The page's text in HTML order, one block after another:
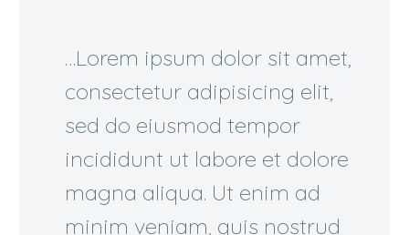
…Lorem ipsum dolor sit amet,
consectetur adipisicing elit,
sed do eiusmod tempor
incididunt ut labore et dolore
magna aliqua. Ut enim ad
minim veniam, quis nostrud